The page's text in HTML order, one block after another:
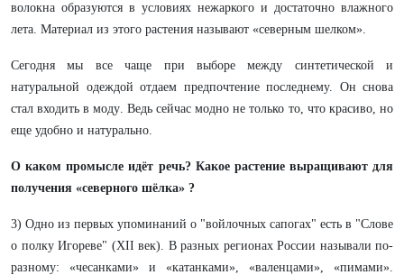
волокна образуются в условиях нежаркого и достаточно влажного
лета. Материал из этого растения называют «северным шелком».
Сегодня мы все чаще при выборе между синтетической и
натуральной одеждой отдаем предпочтение последнему. Он снова
стал входить в моду. Ведь сейчас модно не только то, что красиво, но
еще удобно и натурально.
О каком промысле идёт речь? Какое растение выращивают для
получения «северного шёлка» ?
3) Одно из первых упоминаний о "войлочных сапогах" есть в "Слове
о полку Игореве" (XII век). В разных регионах России называли по-
разному: «чесанками» и «катанками», «валенцами», «пимами».